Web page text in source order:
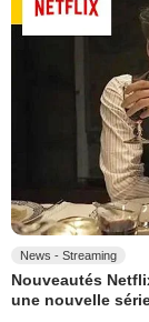
News - Streaming
Nouveautés
une nouvelle